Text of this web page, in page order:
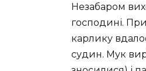
Незабаром
господині.
карлику
судин. Мук